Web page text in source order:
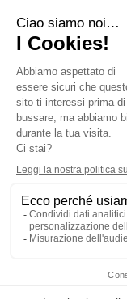
PRODOTTI
GUIDA ALLA
FAQ
CONTATTI
Cookie Policy
Informativa Privacy
Condizioni
site map